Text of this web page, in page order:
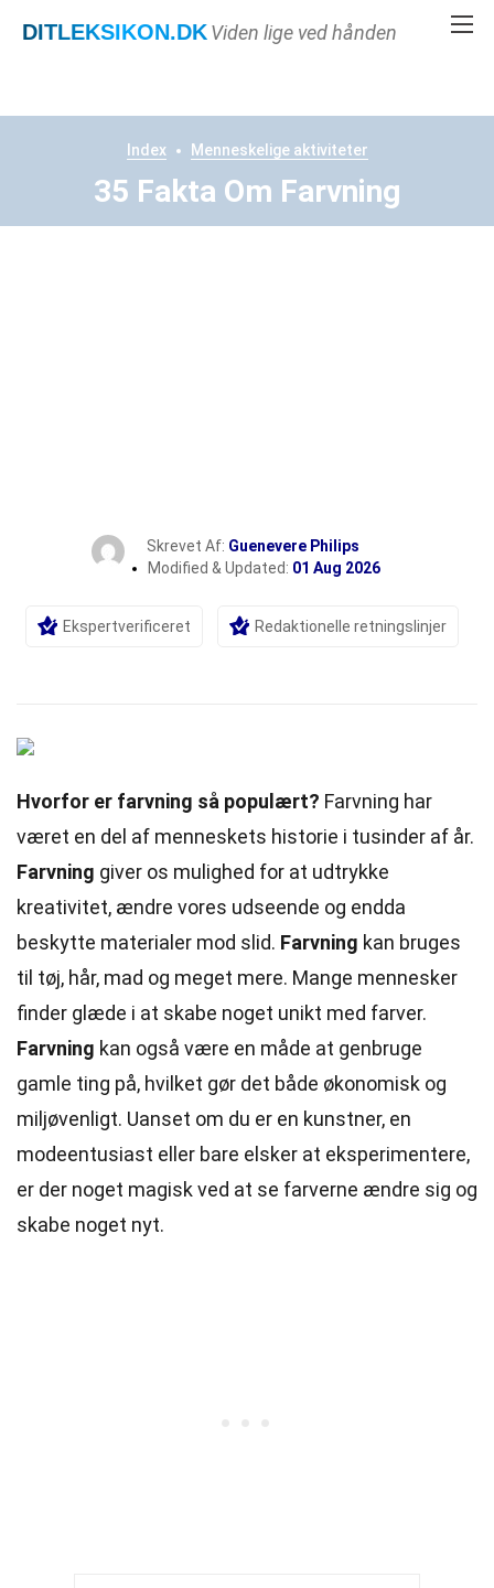
DITLEKSIKON.DKViden lige ved hånden
Index Menneskelige aktiviteter
35 Fakta Om Farvning
Skrevet Af: Guenevere Philips
Modified & Updated: 01 Aug 2026
Ekspertverificeret Redaktionelle retningslinjer
Hvorfor er farvning så populært? Farvning har
været en del af menneskets historie i tusinder af år.
Farvning giver os mulighed for at udtrykke
kreativitet, ændre vores udseende og endda
beskytte materialer mod slid. Farvning kan bruges
til tøj, hår, mad og meget mere. Mange mennesker
finder glæde i at skabe noget unikt med farver.
Farvning kan også være en måde at genbruge
gamle ting på, hvilket gør det både økonomisk og
miljøvenligt. Uanset om du er en kunstner, en
modeentusiast eller bare elsker at eksperimentere,
er der noget magisk ved at se farverne ændre sig og
skabe noget nyt.